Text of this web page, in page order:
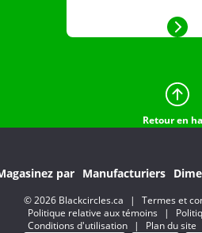
Retour en
par Manufacturiers
© 2026 Blackcircles.ca | Termes et
Politique relative aux témoins
|
Conditions d'utilisation
| Plan du site